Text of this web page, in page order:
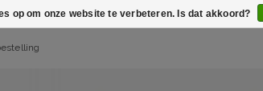
op om onze website te verbeteren. Is dat akkoord?